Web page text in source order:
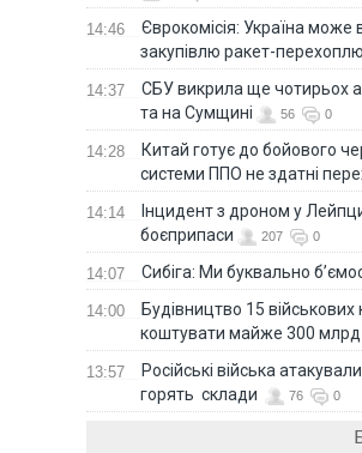
14:46
Єврокомісія: Україна
закупівлю ракет-
14:37
СБУ викрила ще чотирьох
та на Сумщині
56 0
14:28
Китай готує до бойового
системи ППО не здатні
14:14
Інцидент з дроном у
боєприпаси
207 0
14:07 Сибіга: Ми буквально
14:00
Будівництво 15
коштувати майже 300 млрд
13:57
Російські війська
горять склади
76 0